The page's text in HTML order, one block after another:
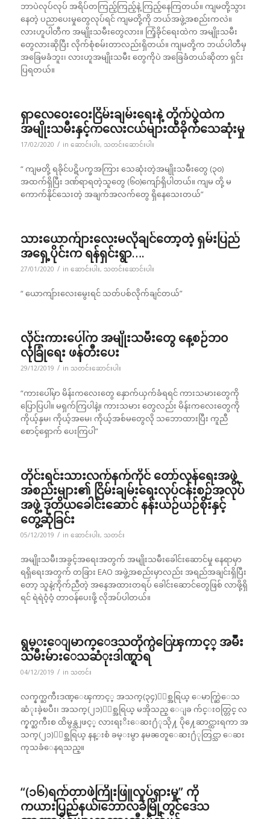
ဘာပဲလုပ်လုပ် အရိပ်တကြည့်ကြည့်နဲ့ ကြည့်နေကြတယ်။ ကျမတို့သွား
နေတဲ့ ပညာပေးမှုတွေလုပ်ရင် ကျမတို့ကို ဘယ်အဖွဲ့အစည်းကလဲ။
လားဟူပါတီက အမျိုးသမီးတွေလား။ ကြံ့ခိုင်ရေးထဲက အမျိုးသမီး
တွေလားဆိုပြီး လိုက်စုံစမ်းတာလည်းရှိတယ်။ ကျမတို့က ဘယ်ပါတီမှ
အခြေမခံဘူး၊ လားဟူအမျိုးသမီး တွေကိုပဲ အခြေခံတယ်ဆိုတာ ရှင်း
ပြရတယ်။
ရှာလေဝေးဝေးငြိမ်းချမ်းရေးနဲ့ တိုက်ပွဲထဲက
အမျိုးသမီးနှင့်ကလေးငယ်များထိခိုက်သေဆုံးမှု
17/02/2020 / in ဆောင်းပါး, သတင်းဆောင်းပါး
“ ကျမတို့ ရခိုင်ပဋိပက္ခအကြား သေဆုံးတဲ့အမျိုးသမီးတွေ (၃၀)
အထက်ရှိပြီး ဒဏ်ရာရတဲ့သူတွေ (၆၀)ကျော်ရှိပါတယ်။ ကျမ တို့ မ
ကောက်နိုင်သေးတဲ့ အချက်အလက်တွေ ရှိနေသေးတယ်”
သားယောက်ျားလေးမလိုချင်တော့တဲ့ ရှမ်းပြည်
အရှေ့ပိုင်းက ရန်ရှင်းရွာ….
27/01/2020 / in ဆောင်းပါး, သတင်းဆောင်းပါး
“ ယောကျ်ားလေးမွေးရင် သတ်ပစ်လိုက်ချင်တယ်”
လိုင်းကားပေါ်က အမျိုးသမီးတွေ နေ့စဉ်ဘ၀
လုံခြုံရေး ဖန်တီးပေး
29/12/2019 / in သတင်းဆောင်းပါး
“ကားပေါ်မှာ မိန်းကလေးတွေ နှောက်ယှက်ခံရရင် ကားသမားတွေကို
ပြောပြပါ။ မရှက်ကြပါနဲ့။ ကားသမား တွေလည်း မိန်းကလေးတွေကို
ကိုယ့်နှမ၊ ကိုယ့်အမေ၊ ကိုယ့်အစ်မတွေလို သဘောထားပြီး ကူညီ
စောင့်ရှောက် ပေးကြပါ”
တိုင်းရင်းသားလက်နက်ကိုင် တော်လှန်ရေးအဖွဲ့
အစည်းများ၏ ငြိမ်းချမ်းရေးလုပ်ငန်းစဉ်အလုပ်
အဖွဲ့ ဒုတိယခေါင်းဆောင် နန်းယဉ်ယဉ်စိုးနှင့်
တွေ့ဆုံခြင်း
05/12/2019 / in ဆောင်းပါး, သတင်း
အမျိုးသမီးအခွင့်အရေးအတွက် အမျိုးသမီးခေါင်းဆောင်မှု နေရာမှာ
ရရှိရေးအတွက် တခြား EAO အဖွဲ့အစည်းမှာလည်း အရည်အချင်းရှိပြီး
တော့ သူနဲ့ကိုက်ညီတဲ့ အနေအထားတရပ် ခေါင်းဆောင်တွေဖြစ် လာဖို့ရှိ
ရင် ရဲရဲဝံ့ဝံ့ တာဝန်ပေးဖို့ လိုအပ်ပါတယ်။
ရွမ္းေျမာက္ေဒသတိုက္ပဲြေၾကာင့္ အမ်ဳိး
သမီးမ်ားေသဆံုးဒါဏ္ရာရ
04/12/2019 / in သတင်း
လက္နက္ႀကီးဒဏ္ေၾကာင့္ အသက္(၃၄)ႏွစ္အရြယ္ ေမာက္ဆြဲေသ
ဆံုးခဲ့ၿပီး၊ အသက္(၂၁)ႏွစ္အရြယ္ မအိုသည္ ေျခ က်င္းဝတ္တြင္ လ
က္နက္ႀကီးစ ထိမွန္သျဖင့္ လားရႈိးေဆး႐ံုသို႔ ပို႔ေဆာင္ထားရကာ အ
သက္(၂၁)ႏွစ္အရြယ္ နန္းစံ ခမ္းမွာ နမၼတူေဆး႐ံုတြင္သာ ေဆး
ကုသခံေနရသည္။
“(၁၆)ရက်တာဖဲကြိုးဖြူလှုပ်ရှားမှု” ကို
ကယားပြည်နယ်၊ဘောလခဲမြို့တွင်ဒေသ